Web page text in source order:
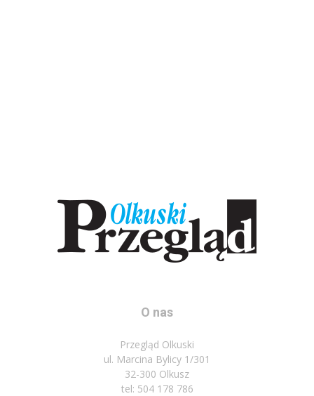
O nas
Przegląd Olkuski
ul. Marcina Bylicy 1/301
32-300 Olkusz
tel: 504 178 786